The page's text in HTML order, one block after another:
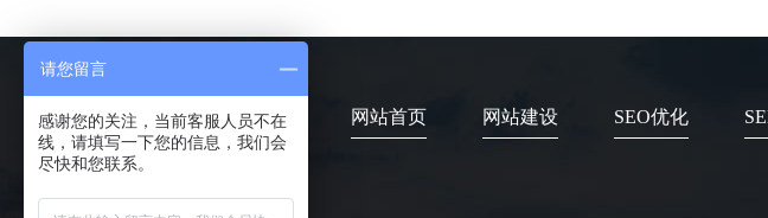
网站首页 网站建设 SEO优化
请您留言
感谢您的关注，当前客服人员不在
线，请填写一下您的信息，我们会
尽快和您联系。